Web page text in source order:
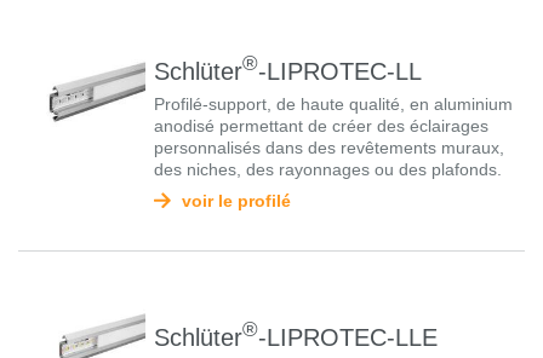
Schlüter®-LIPROTEC-LL
Profilé-support, de haute qualité, en aluminium
anodisé permettant de créer des éclairages
personnalisés dans des revêtements muraux,
des niches, des rayonnages ou des plafonds.
voir le profilé
Schlüter®-LIPROTEC-LLE